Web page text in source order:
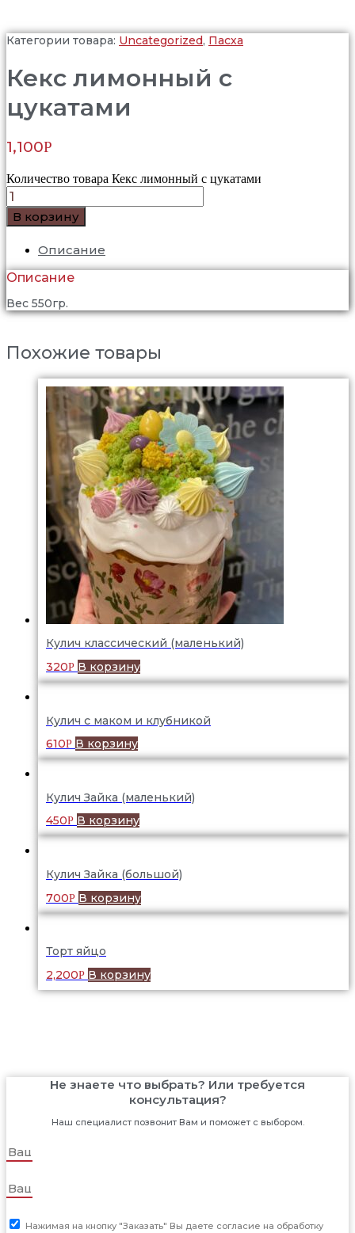
Категории товара: Uncategorized, Пасха
Кекс лимонный с
цукатами
1,100Р
Количество товара Кекс лимонный с цукатами
В корзину
Описание
Описание
Вес 550гр.
Похожие товары
Кулич классический (маленький)
320Р В корзину
Кулич с маком и клубникой
610Р В корзину
Кулич Зайка (маленький)
450Р В корзину
Кулич Зайка (большой)
700Р В корзину
Торт яйцо
2,200Р В корзину
Не знаете что выбрать? Или требуется
консультация?
Наш специалист позвонит Вам и поможет с выбором.
Нажимая на кнопку "Заказать" Вы даете согласие на обработку